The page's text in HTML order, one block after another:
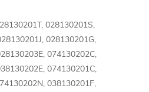
028130201S,
028130201G,
074130202C,
074130201C,
038130201F,